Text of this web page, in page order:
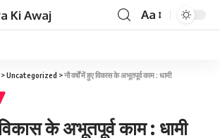
Aa
>Uncategorized >नौ वर्षों में हुए विकास के अभूतपूर्व काम : धामी
विकास के अभूतपूर्व काम : धामी